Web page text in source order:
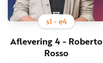
s1 - e4
Aflevering 4 - Roberto
Rosso